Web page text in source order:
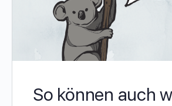
So können auch